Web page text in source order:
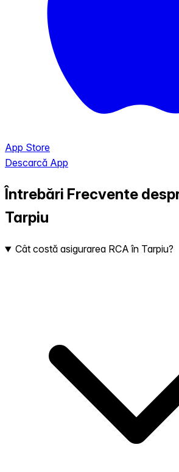
App Store
Descarcă App
Întrebări Frecvente
Tarpiu
Cât costă asigurarea RCA în Tarpiu?